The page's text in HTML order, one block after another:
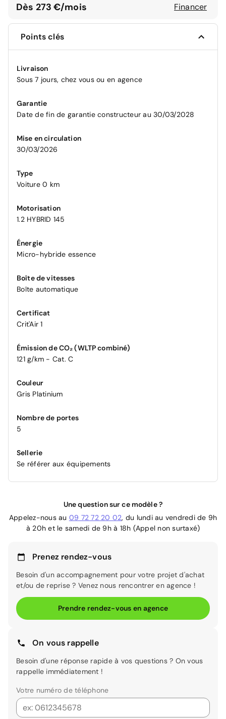
Dès 273 €/mois Financer
Points clés
Livraison
Sous 7 jours, chez vous ou en agence
Garantie
Date de fin de garantie constructeur au 30/03/2028
Mise en circulation
30/03/2026
Type
Voiture 0 km
Motorisation
1.2 HYBRID 145
Énergie
Micro-hybride essence
Boîte de vitesses
Boîte automatique
Certificat
Crit'Air 1
Émission de CO₂ (WLTP combiné)
121 g/km - Cat. C
Couleur
Gris Platinium
Nombre de portes
5
Sellerie
Se référer aux équipements
Une question sur ce modèle ?
Appelez-nous au 09 72 72 20 02, du lundi au vendredi de 9h
à 20h et le samedi de 9h à 18h (Appel non surtaxé)
Prenez rendez-vous
Besoin d'un accompagnement pour votre projet d'achat
et/ou de reprise ? Venez nous rencontrer en agence !
Prendre rendez-vous en agence
On vous rappelle
Besoin d'une réponse rapide à vos questions ? On vous
rappelle immédiatement !
Votre numéro de téléphone